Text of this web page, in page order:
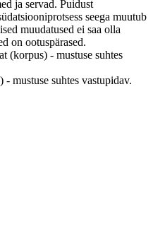
ja servad. Puidust
seega muutub
muudatused ei saa olla
on ootuspärased.
(korpus) - mustuse suhtes
mustuse suhtes vastupidav.